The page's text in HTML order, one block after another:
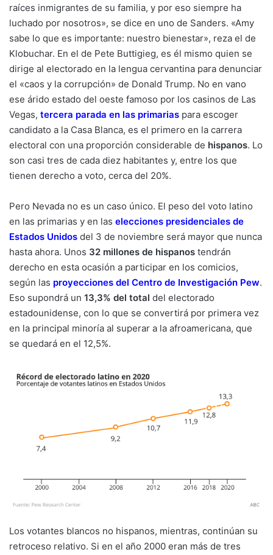
raíces inmigrantes de su familia, y por eso siempre ha
luchado por nosotros», se dice en uno de Sanders. «Amy
sabe lo que es importante: nuestro bienestar», reza el de
Klobuchar. En el de Pete Buttigieg, es él mismo quien se
dirige al electorado en la lengua cervantina para denunciar
el «caos y la corrupción» de Donald Trump. No en vano
ese árido estado del oeste famoso por los casinos de Las
Vegas, tercera parada en las primarias para escoger
candidato a la Casa Blanca, es el primero en la carrera
electoral con una proporción considerable de hispanos. Lo
son casi tres de cada diez habitantes y, entre los que
tienen derecho a voto, cerca del 20%.
Pero Nevada no es un caso único. El peso del voto latino
en las primarias y en las elecciones presidenciales de
Estados Unidos del 3 de noviembre será mayor que nunca
hasta ahora. Unos 32 millones de hispanos tendrán
derecho en esta ocasión a participar en los comicios,
según las proyecciones del Centro de Investigación Pew.
Eso supondrá un 13,3% del total del electorado
estadounidense, con lo que se convertirá por primera vez
en la principal minoría al superar a la afroamericana, que
se quedará en el 12,5%.
Los votantes blancos no hispanos, mientras, continúan su
retroceso relativo. Si en el año 2000 eran más de tres